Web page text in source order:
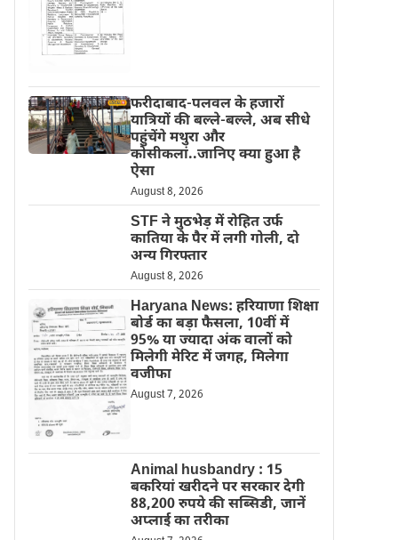
फरीदाबाद-पलवल के हजारों
यात्रियों की बल्ले-बल्ले, अब सीधे
पहुंचेंगे मथुरा और
कोसीकलां..जानिए क्या हुआ है
ऐसा
August 8, 2026
STF ने मुठभेड़ में रोहित उर्फ
कातिया के पैर में लगी गोली, दो
अन्य गिरफ्तार
August 8, 2026
Haryana News: हरियाणा शिक्षा
बोर्ड का बड़ा फैसला, 10वीं में
95% या ज्यादा अंक वालों को
मिलेगी मेरिट में जगह, मिलेगा
वजीफा
August 7, 2026
Animal husbandry : 15
बकरियां खरीदने पर सरकार देगी
88,200 रुपये की सब्सिडी, जानें
अप्लाई का तरीका